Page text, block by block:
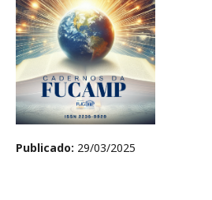
Publicado: 29/03/2025